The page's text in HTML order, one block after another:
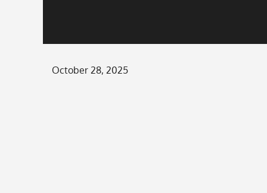
Posted
October 28, 2025